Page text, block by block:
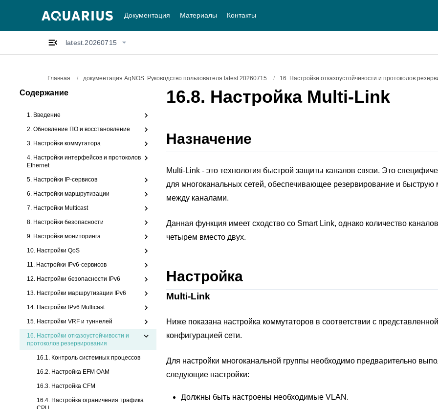
Документация Материалы Контакты
latest.20260715
Главная / документация AqNOS. Руководство пользователя latest.20260715 / 16. Настройки отказоустойчивости и протоколов
Содержание
1. Введение
2. Обновление ПО и восстановление
3. Настройки коммутатора
4. Настройки интерфейсов и протоколов
Ethernet
5. Настройки IP-сервисов
6. Настройки маршрутизации
7. Настройки Multicast
8. Настройки безопасности
9. Настройки мониторинга
10. Настройки QoS
11. Настройки IPv6-сервисов
12. Настройки безопасности IPv6
13. Настройки маршрутизации IPv6
14. Настройки IPv6 Multicast
15. Настройки VRF и туннелей
16. Настройки отказоустойчивости и
протоколов резервирования
16.1. Контроль системных процессов
16.2. Настройка EFM OAM
16.3. Настройка CFM
16.4. Настройка ограничения трафика
16.8. Настройка Multi-Link
Назначение
Multi-Link - это технология быстрой защиты каналов связи. Это
для многоканальных сетей, обеспечивающее резервирование и быструю
между каналами.
Данная функция имеет сходство со Smart Link, однако количество
четырем вместо двух.
Настройка
Multi-Link
Ниже показана настройка коммутаторов в соответствии с представленной
конфигурацией сети.
Для настройки многоканальной группы необходимо предварительно
следующие настройки:
Должны быть настроены необходимые VLAN.